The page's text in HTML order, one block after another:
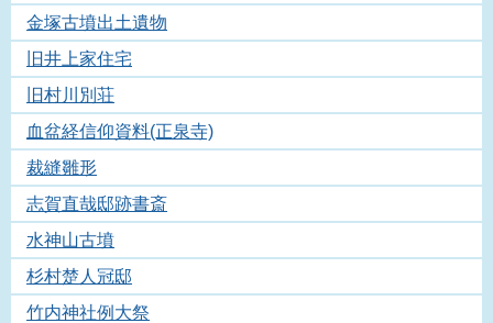
金塚古墳出土遺物
旧井上家住宅
旧村川別荘
血盆経信仰資料(正泉寺)
裁縫雛形
志賀直哉邸跡書斎
水神山古墳
杉村楚人冠邸
竹内神社例大祭